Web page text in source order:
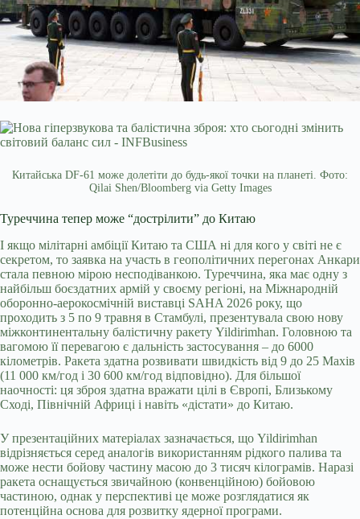
Китайська DF-61 може долетіти до будь-якої точки на планеті. Фото:
Qilai Shen/Bloomberg via Getty Images
Туреччина тепер може “дострілити” до Китаю
І якщо мілітарні амбіції Китаю та США ні для кого у світі не є
секретом, то заявка на участь в геополітичних перегонах Анкари
стала певною мірою несподіванкою. Туреччина, яка має одну з
найбільш боєздатних армій у своєму регіоні, на Міжнародній
оборонно-аерокосмічній виставці SAHA 2026 року, що
проходить з 5 по 9 травня в Стамбулі, презентувала свою нову
міжконтинентальну балістичну ракету Yildirimhan. Головною та
вагомою її перевагою є дальність застосування – до 6000
кілометрів. Ракета здатна розвивати швидкість від 9 до 25 Махів
(11 000 км/год і 30 600 км/год відповідно). Для більшої
наочності: ця зброя здатна вражати цілі в Європі, Близькому
Сході, Північній Африці і навіть «дістати» до Китаю.
У презентаційних матеріалах зазначається, що Yildirimhan
відрізняється серед аналогів використанням рідкого палива та
може нести бойову частину масою до 3 тисяч кілограмів. Наразі
ракета оснащується звичайною (конвенційною) бойовою
частиною, однак у перспективі це може розглядатися як
потенційна основа для розвитку ядерної програми.